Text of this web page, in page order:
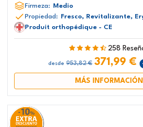
Firmeza: Medio
Propiedad: Fresco, Revitalizante,
Produit orthopédique - CE
258
desde 953,82 € 371,99 €
MÁS INFORMACIÓN